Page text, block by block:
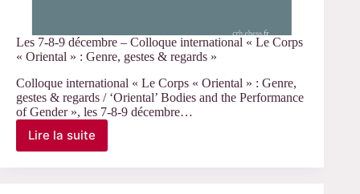
Les 7-8-9 décembre – Colloque international « Le Corps
« Oriental » : Genre, gestes & regards »
Colloque international « Le Corps « Oriental » : Genre,
gestes & regards / ‘Oriental’ Bodies and the Performance
of Gender », les 7-8-9 décembre…
Lire la suite
Les